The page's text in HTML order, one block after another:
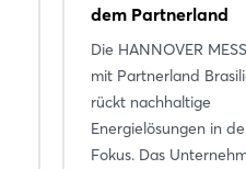
dem Partnerland
Die HANNOVER
mit Partnerland
rückt nachhaltige
Energielösungen in
Fokus. Das